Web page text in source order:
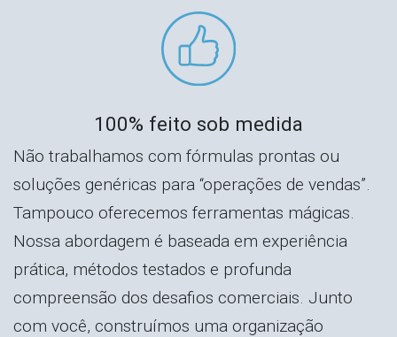
100% feito sob medida
Não trabalhamos com fórmulas prontas ou
soluções genéricas para “operações de vendas”.
Tampouco oferecemos ferramentas mágicas.
Nossa abordagem é baseada em experiência
prática, métodos testados e profunda
compreensão dos desafios comerciais. Junto
com você, construímos uma organização